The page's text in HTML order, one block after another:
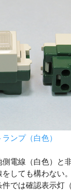
ンプ（白色）
電線（白色）と
しても構わない
では確認表示灯